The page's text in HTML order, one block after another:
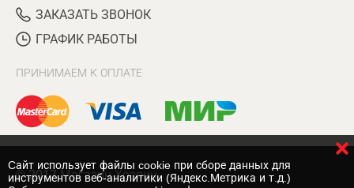
ЗАКАЗАТЬ ЗВОНОК
ГРАФИК РАБОТЫ
ПРИНИМАЕМ К ОПЛАТЕ
© 2017 Магазин Хозяин
Cайт использует файлы cookie при сборе данных для
инструментов веб-аналитики (Яндекс.Метрика и т.д.)